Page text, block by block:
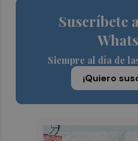
Suscríbete
Siempre al día de
¡Quiero